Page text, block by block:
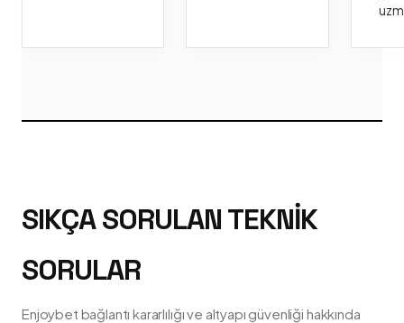
SIKÇA SORULAN TEKNIK
SORULAR
Enjoybet bağlantı kararlılığı ve altyapı güvenliği hakkında